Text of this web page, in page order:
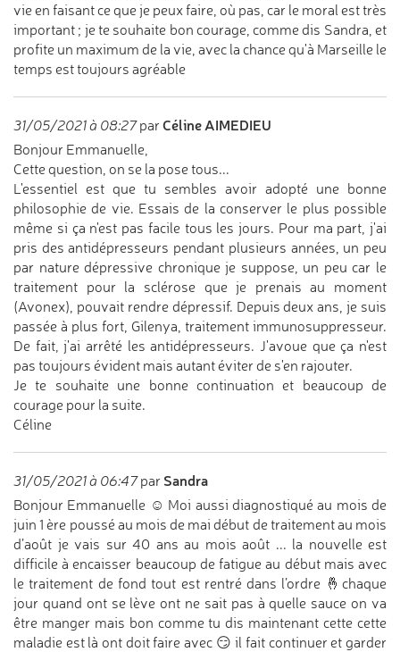
vie en faisant ce que je peux faire, où pas, car le moral est très
important ; je te souhaite bon courage, comme dis Sandra, et
profite un maximum de la vie, avec la chance qu'à Marseille le
temps est toujours agréable
31/05/2021 à 08:27par Céline AIMEDIEU
Bonjour Emmanuelle,
Cette question, on se la pose tous...
L'essentiel est que tu sembles avoir adopté une bonne
philosophie de vie. Essais de la conserver le plus possible
même si ça n'est pas facile tous les jours. Pour ma part, j'ai
pris des antidépresseurs pendant plusieurs années, un peu
par nature dépressive chronique je suppose, un peu car le
traitement pour la sclérose que je prenais au moment
(Avonex), pouvait rendre dépressif. Depuis deux ans, je suis
passée à plus fort, Gilenya, traitement immunosuppresseur.
De fait, j'ai arrêté les antidépresseurs. J'avoue que ça n'est
pas toujours évident mais autant éviter de s'en rajouter.
Je te souhaite une bonne continuation et beaucoup de
courage pour la suite.
Céline
31/05/2021 à 06:47par Sandra
Bonjour Emmanuelle ☺️ Moi aussi diagnostiqué au mois de
juin 1 ère poussé au mois de mai début de traitement au mois
d’août je vais sur 40 ans au mois août ... la nouvelle est
difficile à encaisser beaucoup de fatigue au début mais avec
le traitement de fond tout est rentré dans l’ordre 🤞chaque
jour quand ont se lève ont ne sait pas à quelle sauce on va
être manger mais bon comme tu dis maintenant cette cette
maladie est là ont doit faire avec 😏 il fait continuer et garder